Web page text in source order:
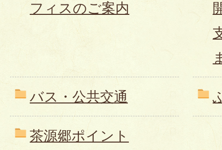
フィスのご案内
バス・公共交通
茶源郷ポイント